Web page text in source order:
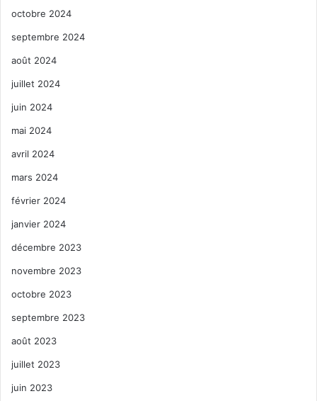
octobre 2024
septembre 2024
août 2024
juillet 2024
juin 2024
mai 2024
avril 2024
mars 2024
février 2024
janvier 2024
décembre 2023
novembre 2023
octobre 2023
septembre 2023
août 2023
juillet 2023
juin 2023